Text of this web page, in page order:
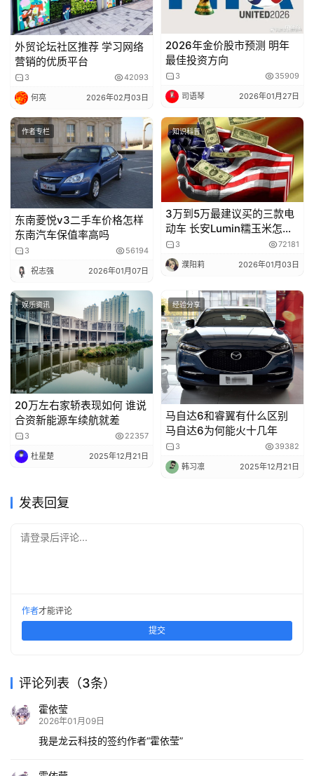
外贸论坛社区推荐 学习网络
营销的优质平台
3 42093
何亮 2026年02月03日
2026年金价股市预测 明年
最佳投资方向
3 35909
司语琴 2026年01月27日
作者专栏
东南菱悦v3二手车价格怎样
东南汽车保值率高吗
3 56194
祝志强 2026年01月07日
知识科普
3万到5万最建议买的三款电
动车 长安Lumin糯玉米怎么
样 3 72181
濮阳莉 2026年01月03日
娱乐资讯
20万左右家轿表现如何 谁说
合资新能源车续航就差
3 22357
杜星楚 2025年12月21日
经验分享
马自达6和睿翼有什么区别
马自达6为何能火十几年
3 39382
韩习凛 2025年12月21日
发表回复
请登录后评论...
作者才能评论
提交
评论列表（3条）
霍依莹
2026年01月09日
我是龙云科技的签约作者“霍依莹”